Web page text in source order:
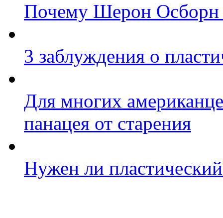
Почему Шерон Осборн
3 заблуждения о
Для многих
панацея от старения
Нужен ли